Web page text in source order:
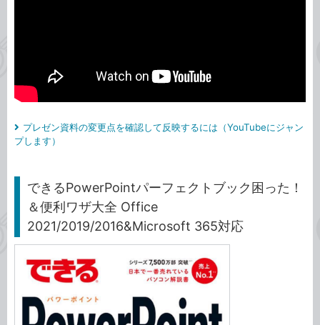
プレゼン資料の変更点を確認して反映するには（YouTubeにジャン
プします）
できるPowerPointパーフェクトブック困った！
＆便利ワザ大全 Office
2021/2019/2016&Microsoft 365対応